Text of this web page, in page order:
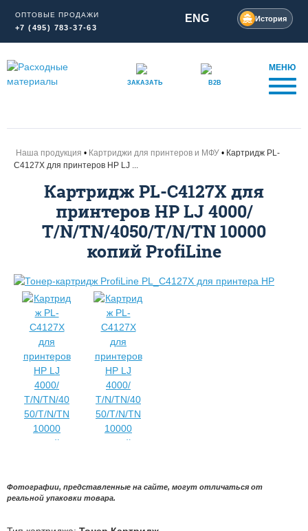
ОПТОВЫЕ ПРОДАЖИ
+7 (495) 783-37-63
ENG История
ЗАКАЗАТЬ B2B
МЕНЮ
Наша продукция Картриджи для принтеров и МФУ
Картридж PL-
C4127X для принтеров HP LJ ...
Картридж PL-C4127X для
принтеров HP LJ 4000/
Т/N/TN/4050/T/N/TN 10000
копий ProfiLine
Фотографии, представленные на сайте, могут отличаться от
реальной упаковки товара.